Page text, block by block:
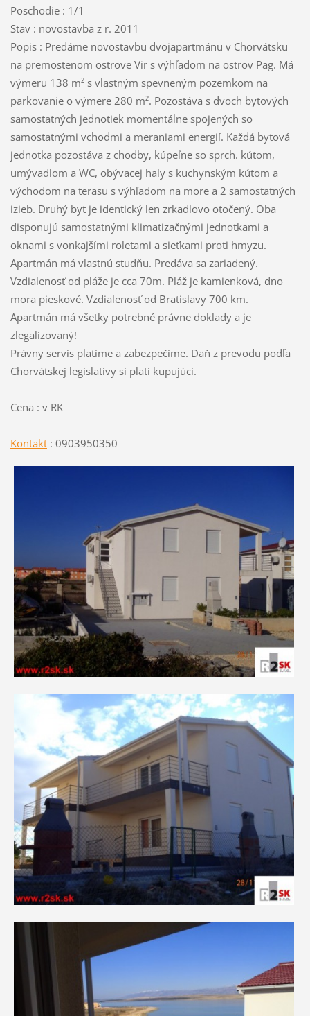
Poschodie : 1/1
Stav : novostavba z r. 2011
Popis : Predáme novostavbu dvojapartmánu v Chorvátsku
na premostenom ostrove Vir s výhľadom na ostrov Pag. Má
výmeru 138 m² s vlastným spevneným pozemkom na
parkovanie o výmere 280 m². Pozostáva s dvoch bytových
samostatných jednotiek momentálne spojených so
samostatnými vchodmi a meraniami energií. Každá bytová
jednotka pozostáva z chodby, kúpeľne so sprch. kútom,
umývadlom a WC, obývacej haly s kuchynským kútom a
východom na terasu s výhľadom na more a 2 samostatných
izieb. Druhý byt je identický len zrkadlovo otočený. Oba
disponujú samostatnými klimatizačnými jednotkami a
oknami s vonkajšími roletami a sieťkami proti hmyzu.
Apartmán má vlastnú studňu. Predáva sa zariadený.
Vzdialenosť od pláže je cca 70m. Pláž je kamienková, dno
mora pieskové. Vzdialenosť od Bratislavy 700 km.
Apartmán má všetky potrebné právne doklady a je
zlegalizovaný!
Právny servis platíme a zabezpečíme. Daň z prevodu podľa
Chorvátskej legislatívy si platí kupujúci.
Cena : v RK
Kontakt: 0903950350